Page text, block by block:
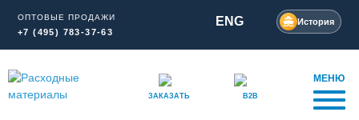
ОПТОВЫЕ ПРОДАЖИ
+7 (495) 783-37-63
ENG История
ЗАКАЗАТЬ B2B
МЕНЮ